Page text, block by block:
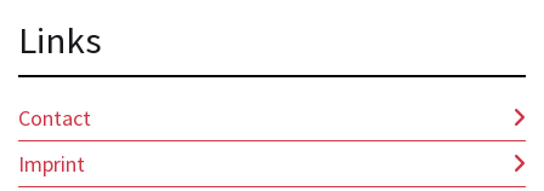
Links
Contact
Imprint